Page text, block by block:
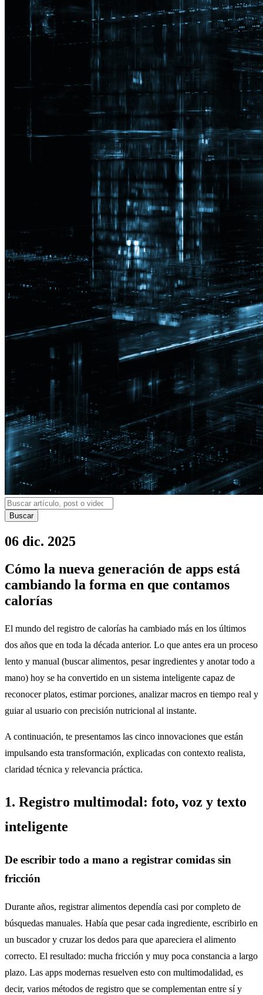
Buscar
06 dic. 2025
Cómo la nueva generación de apps está
cambiando la forma en que contamos
calorías
El mundo del registro de calorías ha cambiado más en los últimos
dos años que en toda la década anterior. Lo que antes era un proceso
lento y manual (buscar alimentos, pesar ingredientes y anotar todo a
mano) hoy se ha convertido en un sistema inteligente capaz de
reconocer platos, estimar porciones, analizar macros en tiempo real y
guiar al usuario con precisión nutricional al instante.
A continuación, te presentamos las cinco innovaciones que están
impulsando esta transformación, explicadas con contexto realista,
claridad técnica y relevancia práctica.
1. Registro multimodal: foto, voz y texto
inteligente
De escribir todo a mano a registrar comidas sin
fricción
Durante años, registrar alimentos dependía casi por completo de
búsquedas manuales. Había que pesar cada ingrediente, escribirlo en
un buscador y cruzar los dedos para que apareciera el alimento
correcto. El resultado: mucha fricción y muy poca constancia a largo
plazo. Las apps modernas resuelven esto con multimodalidad, es
decir, varios métodos de registro que se complementan entre sí y